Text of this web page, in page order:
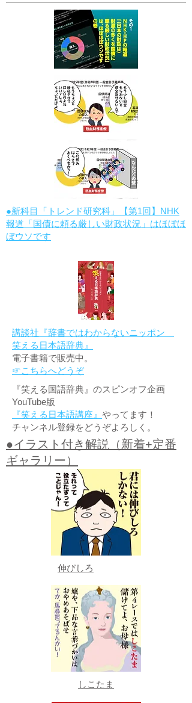
●新科目「トレンド研究科」【第1回】NHK
報道「国債に頼る厳しい財政状況」はほぼほ
ぼウソです
講談社『辞書ではわからないニッポン
笑える日本語辞典』
電子書籍で販売中。
☞こちらへどうぞ
『笑える国語辞典』のスピンオフ企画
YouTube版
『笑える日本語講座』 やってます！
チャンネル登録をどうぞよろしく。
●イラスト付き解説（新着+定番
ギャラリー）
伸びしろ
しこたま